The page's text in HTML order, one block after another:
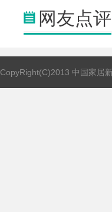
网友点评
CopyRight(C)2013 中国家居